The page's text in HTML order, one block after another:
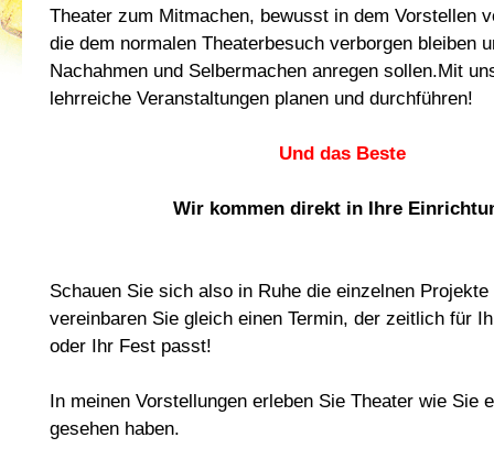
Theater zum Mitmachen, bewusst in dem Vorstellen
die dem normalen Theaterbesuch verborgen bleiben
Nachahmen und Selbermachen anregen sollen.Mit
lehrreiche Veranstaltungen planen und durchführen!
Und das Beste
Wir kommen direkt in Ihre
Schauen Sie sich also in Ruhe die einzelnen Projekte
vereinbaren Sie gleich einen Termin, der zeitlich für
oder Ihr Fest passt!
In meinen Vorstellungen erleben Sie Theater wie Sie
gesehen haben.